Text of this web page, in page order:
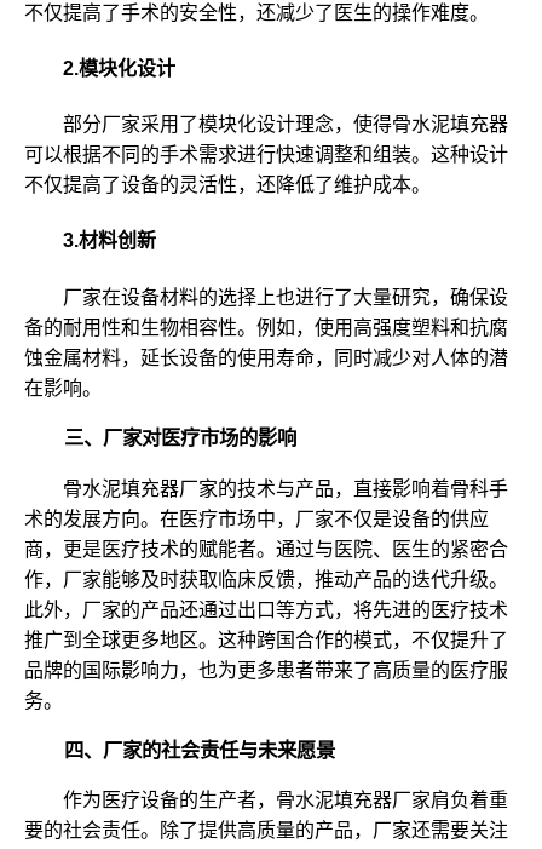
不仅提高了手术的安全性，还减少了医生的操作难度。
2.模块化设计
部分厂家采用了模块化设计理念，使得骨水泥填充器
可以根据不同的手术需求进行快速调整和组装。这种设计
不仅提高了设备的灵活性，还降低了维护成本。
3.材料创新
厂家在设备材料的选择上也进行了大量研究，确保设
备的耐用性和生物相容性。例如，使用高强度塑料和抗腐
蚀金属材料，延长设备的使用寿命，同时减少对人体的潜
在影响。
三、厂家对医疗市场的影响
骨水泥填充器厂家的技术与产品，直接影响着骨科手
术的发展方向。在医疗市场中，厂家不仅是设备的供应
商，更是医疗技术的赋能者。通过与医院、医生的紧密合
作，厂家能够及时获取临床反馈，推动产品的迭代升级。
此外，厂家的产品还通过出口等方式，将先进的医疗技术
推广到全球更多地区。这种跨国合作的模式，不仅提升了
品牌的国际影响力，也为更多患者带来了高质量的医疗服
务。
四、厂家的社会责任与未来愿景
作为医疗设备的生产者，骨水泥填充器厂家肩负着重
要的社会责任。除了提供高质量的产品，厂家还需要关注